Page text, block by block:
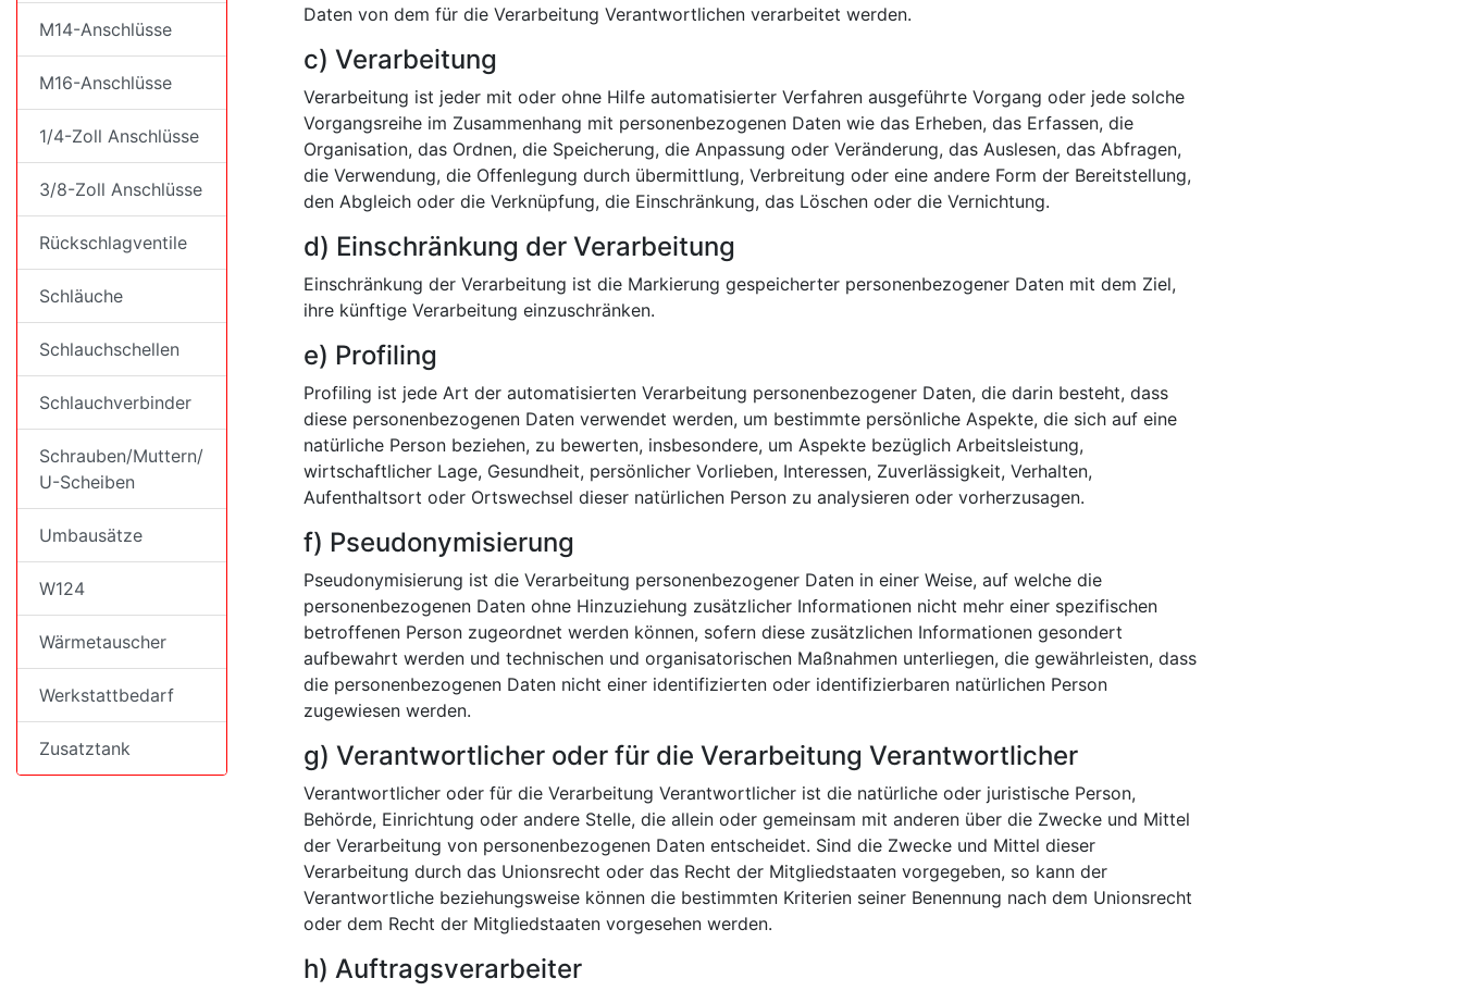
Daten von dem für die Verarbeitung Verantwortlichen verarbeitet werden.
c) Verarbeitung
Verarbeitung ist jeder mit oder ohne Hilfe automatisierter Verfahren ausgeführte Vorgang oder jede solche
Vorgangsreihe im Zusammenhang mit personenbezogenen Daten wie das Erheben, das Erfassen, die
Organisation, das Ordnen, die Speicherung, die Anpassung oder Veränderung, das Auslesen, das Abfragen,
die Verwendung, die Offenlegung durch übermittlung, Verbreitung oder eine andere Form der Bereitstellung,
den Abgleich oder die Verknüpfung, die Einschränkung, das Löschen oder die Vernichtung.
d) Einschränkung der Verarbeitung
Einschränkung der Verarbeitung ist die Markierung gespeicherter personenbezogener Daten mit dem Ziel,
ihre künftige Verarbeitung einzuschränken.
e) Profiling
Profiling ist jede Art der automatisierten Verarbeitung personenbezogener Daten, die darin besteht, dass
diese personenbezogenen Daten verwendet werden, um bestimmte persönliche Aspekte, die sich auf eine
natürliche Person beziehen, zu bewerten, insbesondere, um Aspekte bezüglich Arbeitsleistung,
wirtschaftlicher Lage, Gesundheit, persönlicher Vorlieben, Interessen, Zuverlässigkeit, Verhalten,
Aufenthaltsort oder Ortswechsel dieser natürlichen Person zu analysieren oder vorherzusagen.
f) Pseudonymisierung
Pseudonymisierung ist die Verarbeitung personenbezogener Daten in einer Weise, auf welche die
personenbezogenen Daten ohne Hinzuziehung zusätzlicher Informationen nicht mehr einer spezifischen
betroffenen Person zugeordnet werden können, sofern diese zusätzlichen Informationen gesondert
aufbewahrt werden und technischen und organisatorischen Maßnahmen unterliegen, die gewährleisten, dass
die personenbezogenen Daten nicht einer identifizierten oder identifizierbaren natürlichen Person
zugewiesen werden.
g) Verantwortlicher oder für die Verarbeitung Verantwortlicher
Verantwortlicher oder für die Verarbeitung Verantwortlicher ist die natürliche oder juristische Person,
Behörde, Einrichtung oder andere Stelle, die allein oder gemeinsam mit anderen über die Zwecke und Mittel
der Verarbeitung von personenbezogenen Daten entscheidet. Sind die Zwecke und Mittel dieser
Verarbeitung durch das Unionsrecht oder das Recht der Mitgliedstaaten vorgegeben, so kann der
Verantwortliche beziehungsweise können die bestimmten Kriterien seiner Benennung nach dem Unionsrecht
oder dem Recht der Mitgliedstaaten vorgesehen werden.
h) Auftragsverarbeiter
M14-Anschlüsse
M16-Anschlüsse
1/4-Zoll Anschlüsse
3/8-Zoll Anschlüsse
Rückschlagventile
Schläuche
Schlauchschellen
Schlauchverbinder
Schrauben/Muttern/
U-Scheiben
Umbausätze
W124
Wärmetauscher
Werkstattbedarf
Zusatztank